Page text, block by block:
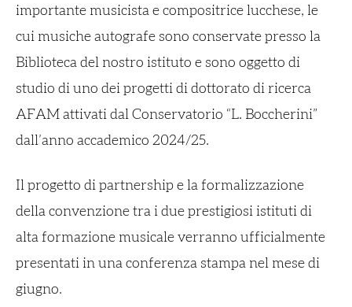
importante musicista e compositrice lucchese, le
cui musiche autografe sono conservate presso la
Biblioteca del nostro istituto e sono oggetto di
studio di uno dei progetti di dottorato di ricerca
AFAM attivati dal Conservatorio “L. Boccherini”
dall’anno accademico 2024/25.
Il progetto di partnership e la formalizzazione
della convenzione tra i due prestigiosi istituti di
alta formazione musicale verranno ufficialmente
presentati in una conferenza stampa nel mese di
giugno.